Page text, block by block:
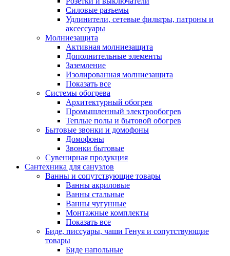
Силовые разъемы
Удлинители, сетевые фильтры, патроны и
аксессуары
Молниезащита
Активная молниезащита
Дополнительные элементы
Заземление
Изолированная молниезащита
Показать все
Системы обогрева
Архитектурный обогрев
Промышленный электрообогрев
Теплые полы и бытовой обогрев
Бытовые звонки и домофоны
Домофоны
Звонки бытовые
Сувенирная продукция
Сантехника для санузлов
Ванны и сопутствующие товары
Ванны акриловые
Ванны стальные
Ванны чугунные
Монтажные комплекты
Показать все
Биде, писсуары, чаши Генуя и сопутствующие
товары
Биде напольные